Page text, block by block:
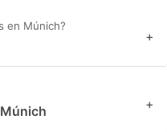
en Múnich?
+
+